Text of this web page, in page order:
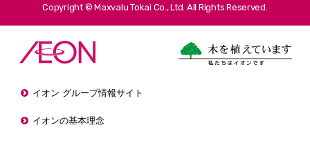
Copyright © Maxvalu Tokai Co., Ltd. All Rights Reserved.
イオン グループ情報サイト
イオンの基本理念